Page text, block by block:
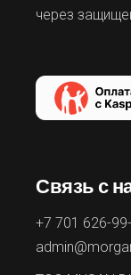
через
Связь с
+7 701 626-